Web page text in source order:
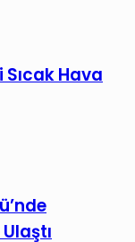
Hava